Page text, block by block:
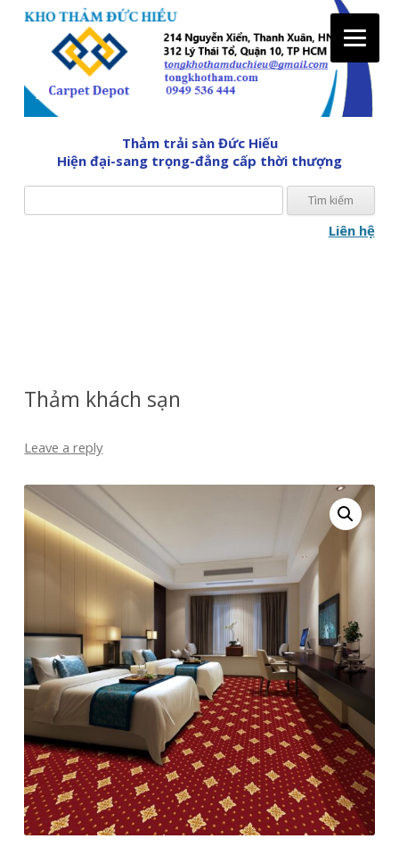
Thảm trải sàn Đức Hiếu
Hiện đại-sang trọng-đẳng cấp thời thượng
Liên hệ
Thảm khách sạn
Leave a reply